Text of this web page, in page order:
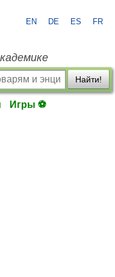
EN DE ES FR
Найти!
Игры ⚽